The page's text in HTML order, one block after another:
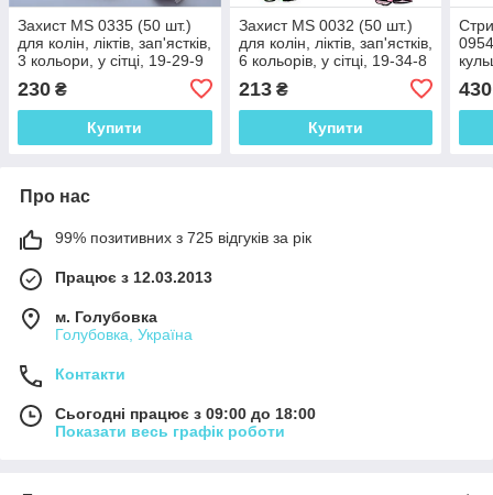
Захист MS 0335 (50 шт.)
для колін, ліктів, зап'ястків,
3 кольори, у сітці, 19-29-9
230 ₴
Купити
Захист MS 0032 (50 шт.)
для колін, ліктів, зап'ястків,
6 кольорів, у сітці, 19-34-8
213₴
Купити
430
Про нас
99% позитивних з 725 відгуків за рік
Працює з 12.03.2013
м. Голубовка
Голубовка, Україна
Контакти
Сьогодні працює з 09:00 до 18:00
Показати весь графік роботи